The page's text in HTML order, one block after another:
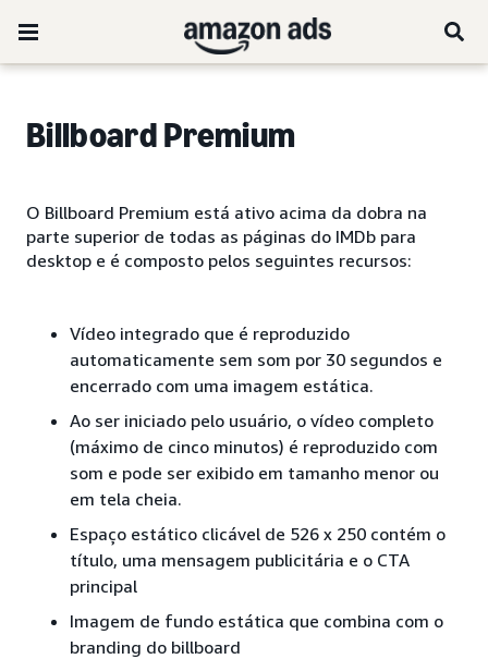
Billboard Premium
O Billboard Premium está ativo acima da dobra na
parte superior de todas as páginas do IMDb para
desktop e é composto pelos seguintes recursos:
Vídeo integrado que é reproduzido
automaticamente sem som por 30 segundos e
encerrado com uma imagem estática.
Ao ser iniciado pelo usuário, o vídeo completo
(máximo de cinco minutos) é reproduzido com
som e pode ser exibido em tamanho menor ou
em tela cheia.
Espaço estático clicável de 526 x 250 contém o
título, uma mensagem publicitária e o CTA
principal
Imagem de fundo estática que combina com o
branding do billboard